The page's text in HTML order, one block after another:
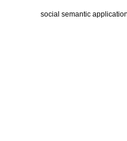
social semantic